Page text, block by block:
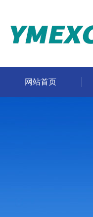
网站首页